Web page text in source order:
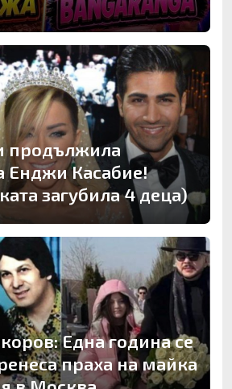
продължила
Енджи Касабие!
загубила 4 деца)
Една година се
праха на майка